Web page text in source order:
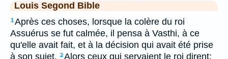
Louis Segond Bible
1Après ces choses, lorsque la colère du roi
Assuérus se fut calmée, il pensa à Vasthi, à ce
qu'elle avait fait, et à la décision qui avait été prise
à son sujet. 2Alors ceux qui servaient le roi dirent: